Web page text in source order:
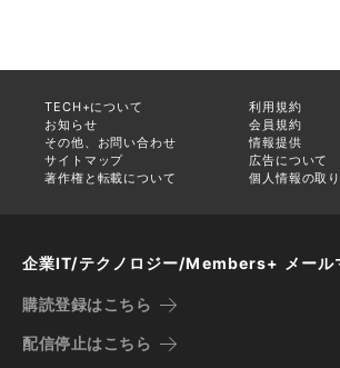
TECH+について
利用規約
お知らせ
会員規約
その他、お問い合わせ
情報提供
サイトマップ
広告について
著作権と転載について
個人情報の取
企業IT/テクノロジー/Members+ メール
購読登録はこちら
配信停止はこちら